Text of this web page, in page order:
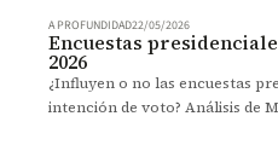
A PROFUNDIDAD22/05/2026
Encuestas
2026
¿Influyen o no las encuestas
intención de voto? Análisis de